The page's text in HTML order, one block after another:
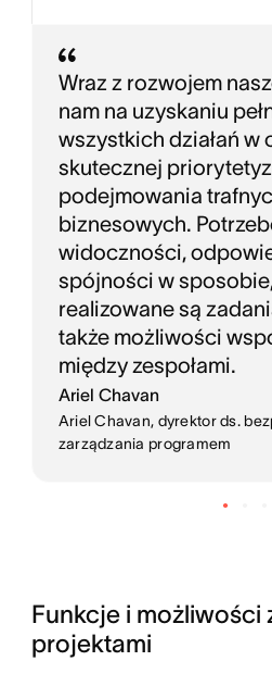
Wraz z rozwojem
nam na uzyskaniu
wszystkich działań w
skutecznej
podejmowania
biznesowych.
widoczności,
spójności w
realizowane są
także możliwości
między zespołami.
Ariel Chavan
Ariel Chavan, dyrektor ds.
zarządzania programem
Funkcje i możliwości
projektami